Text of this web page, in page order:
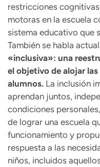
restricciones
motoras en la escuela
sistema educativo que
También se habla
«inclusiva»: una
el objetivo de alojar
alumnos. La inclusión
aprendan juntos,
condiciones
de lograr una escuela
funcionamiento y
respuesta a las
niños, incluidos